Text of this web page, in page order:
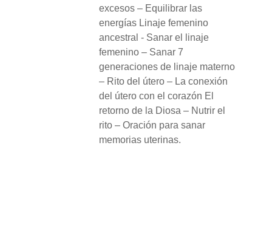
excesos – Equilibrar las
energías Linaje femenino
ancestral - Sanar el linaje
femenino – Sanar 7
generaciones de linaje materno
– Rito del útero – La conexión
del útero con el corazón El
retorno de la Diosa – Nutrir el
rito – Oración para sanar
memorias uterinas.